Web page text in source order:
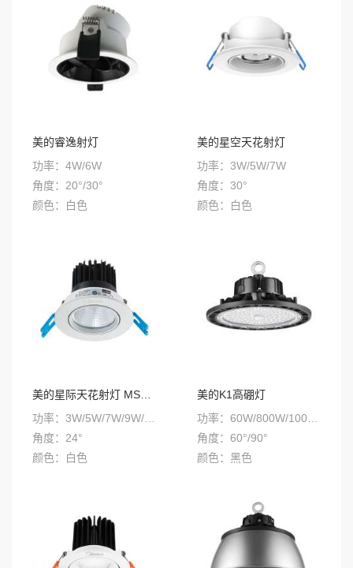
美的睿逸射灯
功率：4W/6W
角度：20°/30°
颜色：白色
美的星空天花射灯
功率：3W/5W/7W
角度：30°
颜色：白色
角度：24°
颜色：白色
美的K1高硼灯
角度：60°/90°
颜色：黑色